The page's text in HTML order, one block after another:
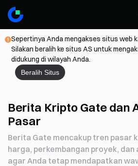
Sepertinya Anda mengakses situs web
Silakan beralih ke situs AS untuk
didukung di wilayah Anda.
Beralih Situs
Berita Kripto Gate dan
Pasar
Berita Gate mencakup tren pasar
harga, perkembangan proyek, dan
agar Anda tetap mendapatkan